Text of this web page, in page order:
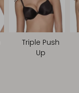
Triple Push
Up